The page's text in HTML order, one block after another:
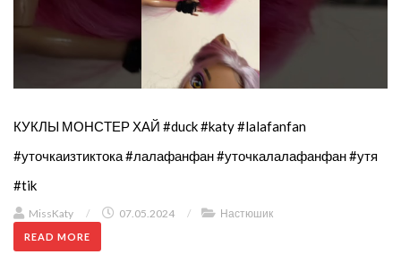
КУКЛЫ МОНСТЕР ХАЙ #duck #katy #lalafanfan
#уточкаизтиктока #лалафанфан #уточкалалафанфан #утя
#tik
MissKaty / 07.05.2024 / Настюшик
READ MORE